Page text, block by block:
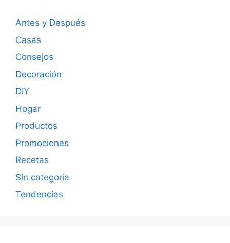
Antes y Después
Casas
Consejos
Decoración
DIY
Hogar
Productos
Promociones
Recetas
Sin categoría
Tendencias